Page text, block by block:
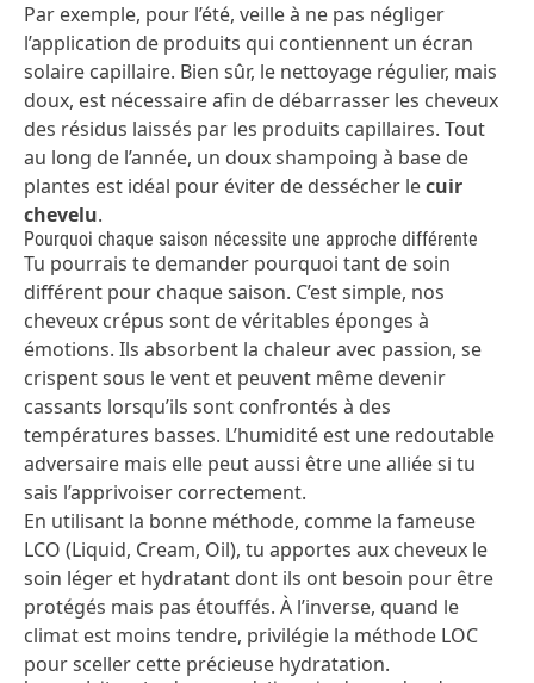
Par exemple, pour l’été, veille à ne pas négliger
l’application de produits qui contiennent un écran
solaire capillaire. Bien sûr, le nettoyage régulier, mais
doux, est nécessaire afin de débarrasser les cheveux
des résidus laissés par les produits capillaires. Tout
au long de l’année, un doux shampoing à base de
plantes est idéal pour éviter de dessécher lecuir
chevelu.
Pourquoi chaque saison nécessite une approche différente
Tu pourrais te demander pourquoi tant de soin
différent pour chaque saison. C’est simple, nos
cheveux crépus sont de véritables éponges à
émotions. Ils absorbent la chaleur avec passion, se
crispent sous le vent et peuvent même devenir
cassants lorsqu’ils sont confrontés à des
températures basses. L’humidité est une redoutable
adversaire mais elle peut aussi être une alliée si tu
sais l’apprivoiser correctement.
En utilisant la bonne méthode, comme la fameuse
LCO (Liquid, Cream, Oil), tu apportes aux cheveux le
soin léger et hydratant dont ils ont besoin pour être
protégés mais pas étouffés. À l’inverse, quand le
climat est moins tendre, privilégie la méthode LOC
pour sceller cette précieuse hydratation.